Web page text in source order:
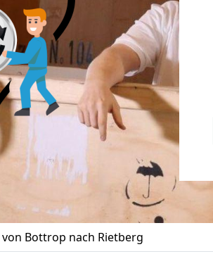
Bottrop nach Rietberg